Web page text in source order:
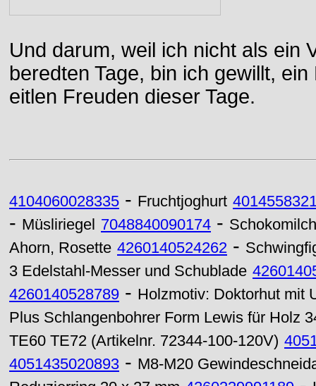
Und darum, weil ich nicht als ein
beredten Tage, bin ich gewillt,
eitlen Freuden dieser Tage.
4104060028335 - Fruchtjoghurt
- Müsliriegel 7048840090174 - Schokomilch
Ahorn, Rosette 4260140524262 -
3 Edelstahl-Messer und Schublade
4260140528789 - Holzmotiv: Doktorhut mit
Plus Schlangenbohrer Form Lewis für Holz
TE60 TE72 (Artikelnr. 72344-100-120V)
4051435020893 - M8-M20